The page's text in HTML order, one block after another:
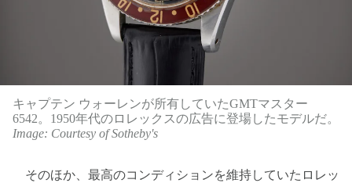
キャプテン ウォーレンが所有していたGMTマスター
6542。1950年代のロレックスの広告に登場したモデルだ。
Image: Courtesy of Sotheby's
そのほか、最高のコンディションを維持していたロレッ